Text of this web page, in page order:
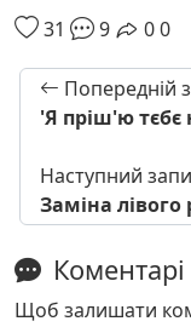
31
9 00
Попередній
'Я пріш'ю тєбє
Наступний
Заміна
Коментарі
Щоб залишати